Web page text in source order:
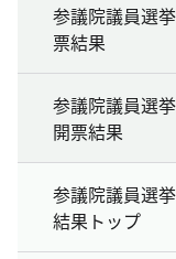
参議院議員選
票結果
参議院議員選
開票結果
参議院議員選
結果トップ